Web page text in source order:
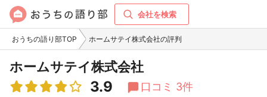
会社を検索
おうちの語り部TOP ホームサテイ株式会社の評判
ホームサテイ株式会社
3.9 口コミ 3件